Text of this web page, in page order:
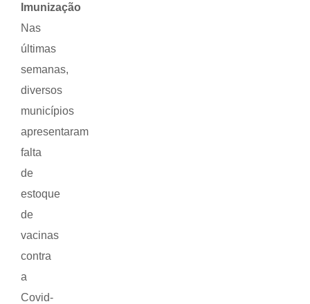
Imunização
Nas
últimas
semanas,
diversos
municípios
apresentaram
falta
de
estoque
de
vacinas
contra
a
Covid-